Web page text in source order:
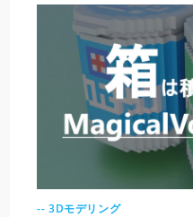
-- 3Dモデリング